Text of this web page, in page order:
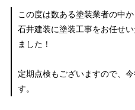
この度は数ある塗装業者の中
石井建装に塗装工事をお任せ
ました！
定期点検もございますので、
す。